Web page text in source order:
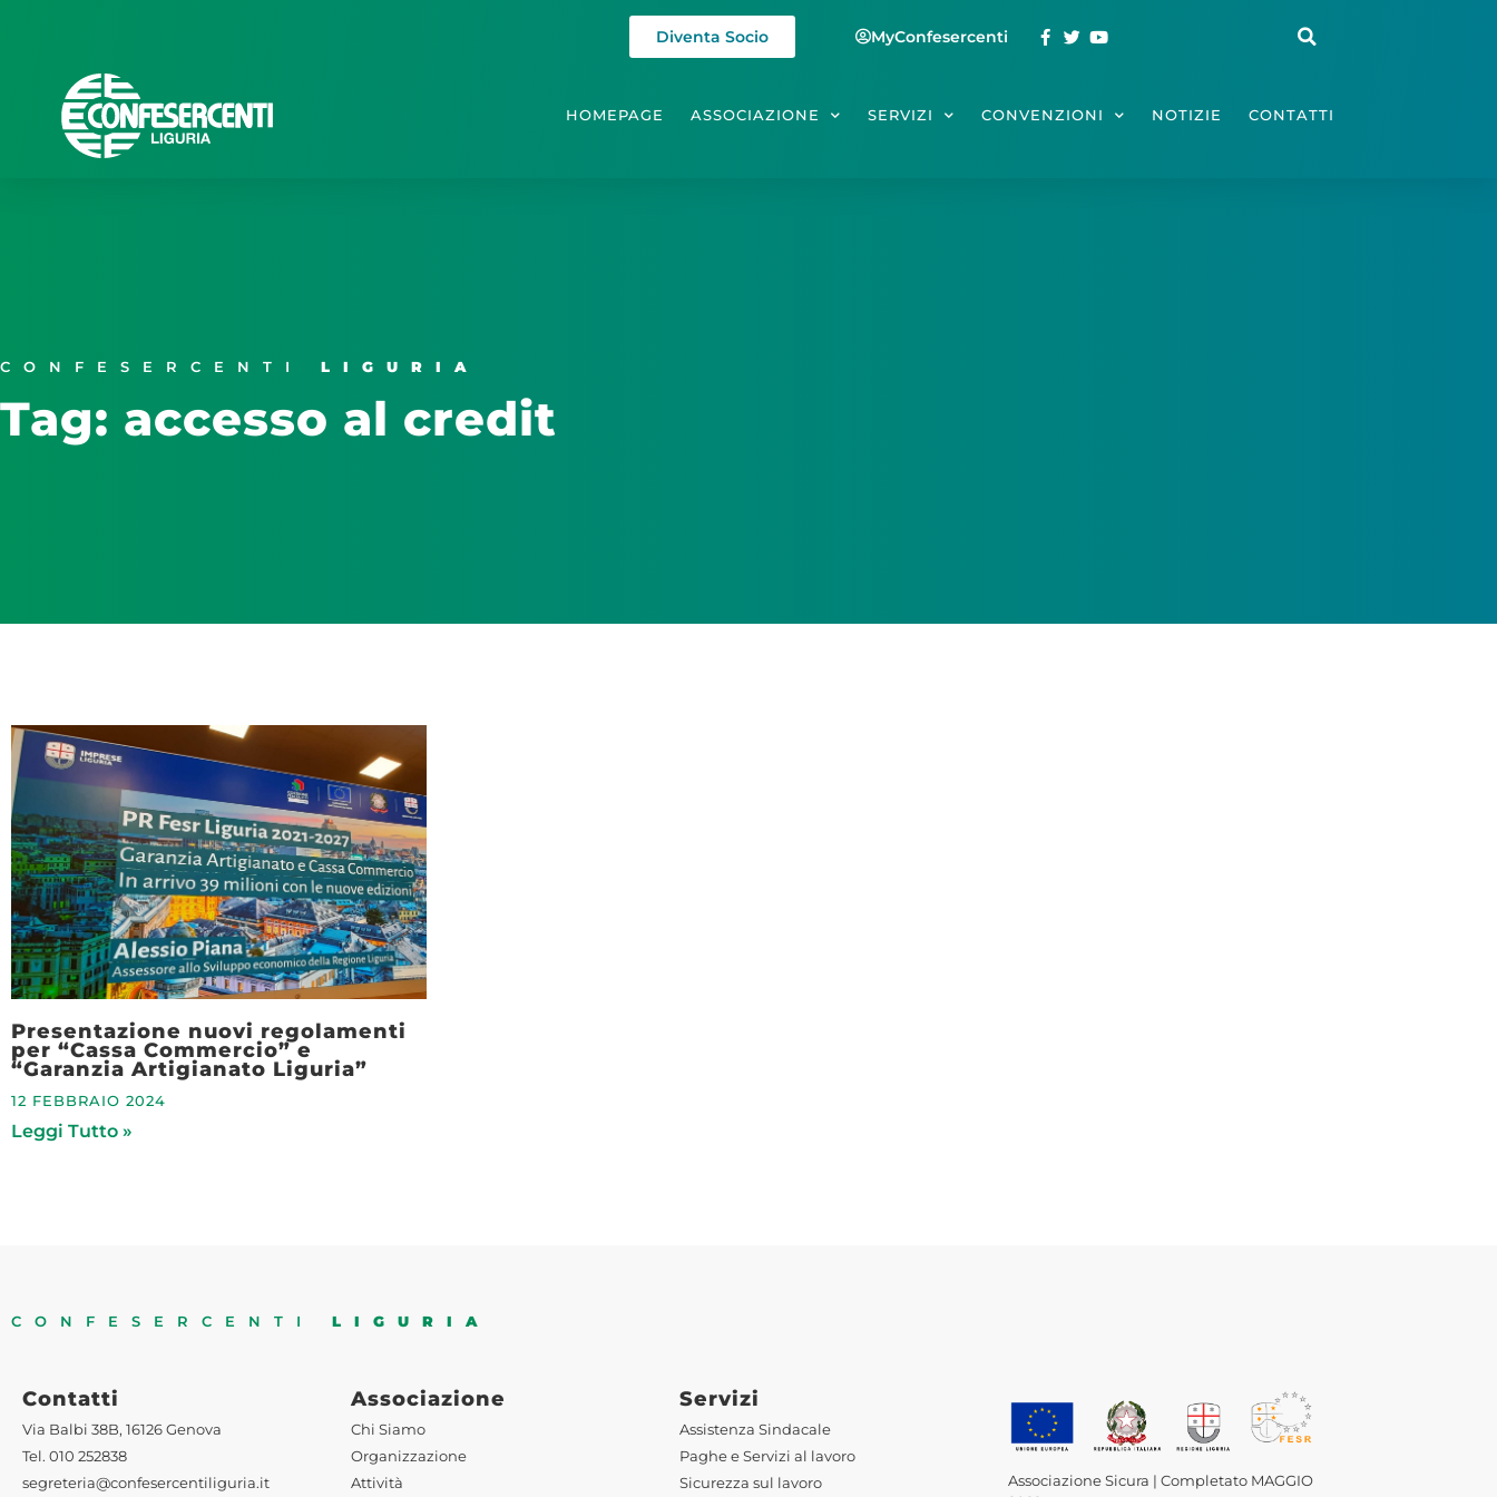
Diventa Socio MyConfesercenti
HOMEPAGE ASSOCIAZIONE SERVIZI CONVENZIONI NOTIZIE CONTATTI
CONFESERCENTI LIGURIA
Tag: accesso al credit
Presentazione nuovi regolamenti
per “Cassa Commercio” e
“Garanzia Artigianato Liguria”
12 FEBBRAIO 2024
Leggi Tutto »
CONFESERCENTI LIGURIA
Contatti
Via Balbi 38B, 16126 Genova
Tel. 010 252838
segreteria@confesercentiliguria.it
Associazione
Chi Siamo
Organizzazione
Attività
Servizi
Assistenza Sindacale
Paghe e Servizi al lavoro
Sicurezza sul lavoro
Associazione Sicura | Completato MAGGIO